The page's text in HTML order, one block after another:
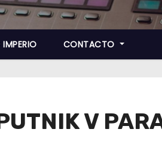
IMPERIO CONTACTO
V